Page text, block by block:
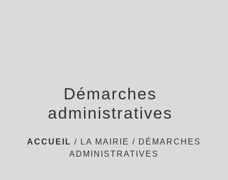
Démarches
administratives
ACCUEIL / LA MAIRIE / DÉMARCHES
ADMINISTRATIVES